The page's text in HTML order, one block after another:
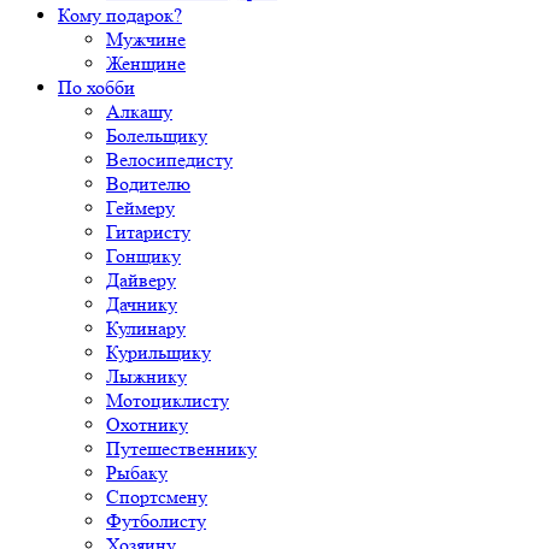
Кому подарок?
Мужчине
Женщине
По хобби
Алкашу
Болельщику
Велосипедисту
Водителю
Геймеру
Гитаристу
Гонщику
Дайверу
Дачнику
Кулинару
Курильщику
Лыжнику
Мотоциклисту
Охотнику
Путешественнику
Рыбаку
Спортсмену
Футболисту